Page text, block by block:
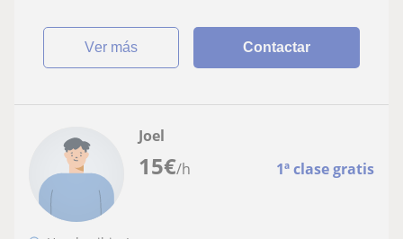
ver más Contactar
15€/h 1ª clase gratis
Joel